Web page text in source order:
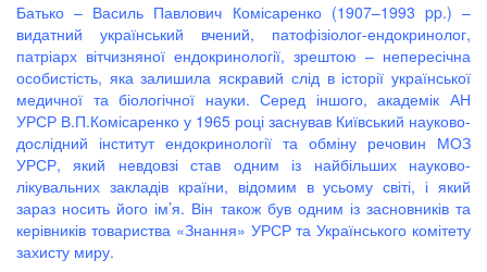
Батько – Василь Павлович Комісаренко (1907–1993 pp.) –
видатний український вчений, патофізіолог-ендокринолог,
патріарх вітчизняної ендокринології, зрештою – непересічна
особистість, яка залишила яскравий слід в історії української
медичної та біологічної науки. Серед іншого, академік АН
УРСР В.П.Комісаренко у 1965 році заснував Київський науково-
дослідний інститут ендокринології та обміну речовин МОЗ
УРСР, який невдовзі став одним із найбільших науково-
лікувальних закладів країни, відомим в усьому світі, і який
зараз носить його ім’я. Він також був одним із засновників та
керівників товариства «Знання» УРСР та Українського комітету
захисту миру.